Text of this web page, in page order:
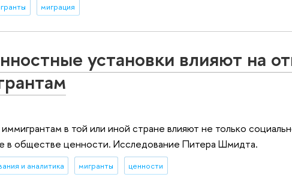
миграция
установки влияют на
в той или иной стране влияют не только
в обществе ценности. Исследование Питера Шмидта.
и аналитика мигранты ценности